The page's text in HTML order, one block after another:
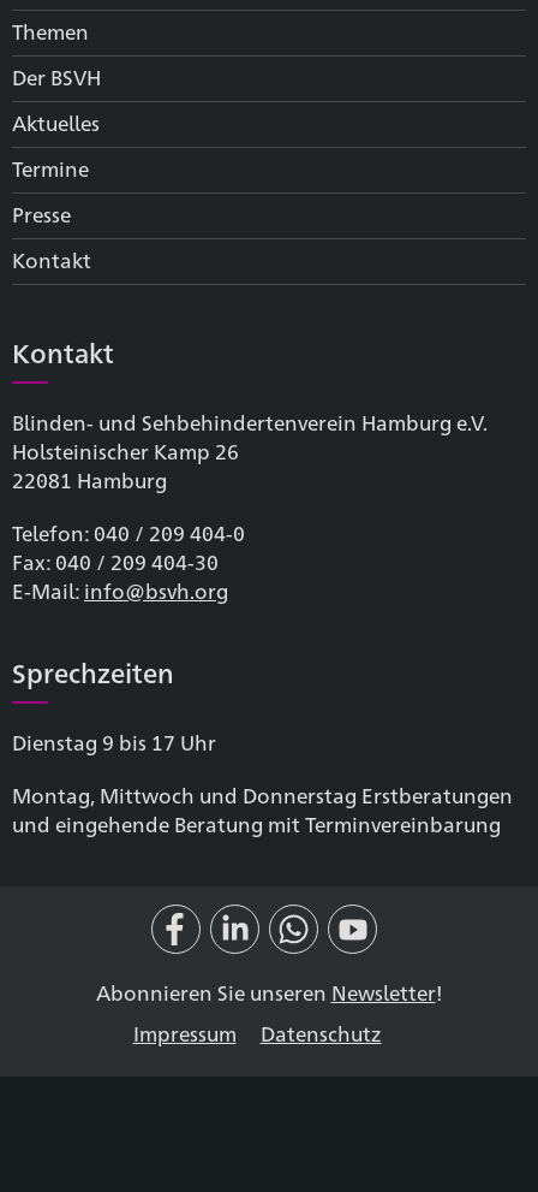
Themen
Der BSVH
Aktuelles
Termine
Presse
Kontakt
Kontakt
Blinden- und Sehbehinderten­verein Hamburg e.V.
Holsteinischer Kamp 26
22081 Hamburg
Telefon: 040 / 209 404-0
Fax: 040 / 209 404-30
E-Mail: info@bsvh.org
Sprechzeiten
Dienstag 9 bis 17 Uhr
Montag, Mittwoch und Donnerstag Erstberatungen
und eingehende Beratung mit Terminvereinbarung
Abonnieren Sie unseren Newsletter!
Impressum
Datenschutz